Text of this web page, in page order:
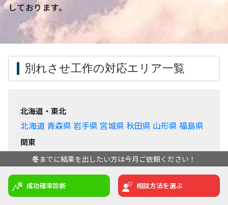
しております。
別れさせ工作の対応エリア一覧
北海道・東北
北海道 青森県 岩手県 宮城県 秋田県 山形県 福島県
関東
茨城県栃木県 群馬県埼玉県千葉県 東京都
神奈川県
北陸・甲信越
冬までに結果を出したい方は今月ご依頼ください！
成功確率診断 相談方法を選ぶ